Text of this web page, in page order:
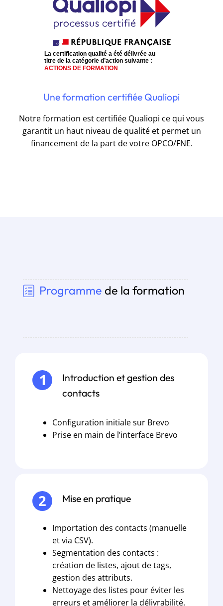
Une formation certifiée Qualiopi
Notre formation est certifiée Qualiopi ce qui vous
garantit un haut niveau de qualité et permet un
financement de la part de votre OPCO/FNE.
Programme de la formation
Introduction et gestion des
contacts
Configuration initiale sur Brevo
Prise en main de l’interface Brevo
Mise en pratique
Importation des contacts (manuelle
et via CSV).
Segmentation des contacts :
création de listes, ajout de tags,
gestion des attributs.
Nettoyage des listes pour éviter les
erreurs et améliorer la délivrabilité.